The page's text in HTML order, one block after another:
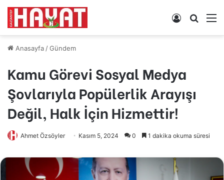
Arama
Kayıt
Anasayfa/Gündem
Kamu Görevi Sosyal Medya
Şovlarıyla Popülerlik Arayışı
Değil, Halk İçin Hizmettir!
Ahmet Özsöyler Kasım 5, 2024 0 1 dakika okuma süresi